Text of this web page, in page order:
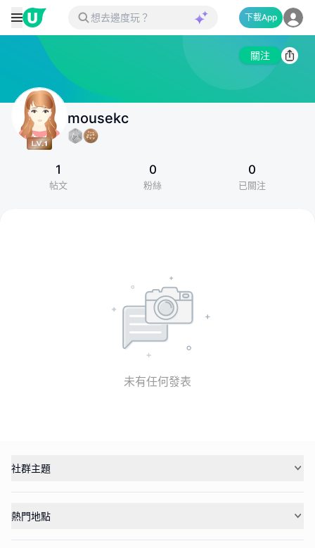
下載App
關注
mousekc
1
帖文
0
粉絲
0
已關注
未有任何發表
社群主題
熱門地點